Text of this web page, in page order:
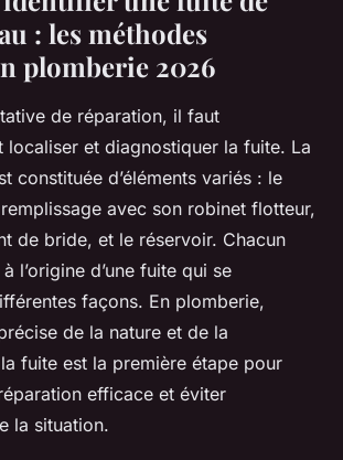
: les méthodes
plomberie 2026
de réparation, il faut
localiser et diagnostiquer la fuite. La
constituée d’éléments variés : le
avec son robinet flotteur,
de bride, et le réservoir. Chacun
l’origine d’une fuite qui se
façons. En plomberie,
de la nature et de la
fuite est la première étape pour
efficace et éviter
la situation.